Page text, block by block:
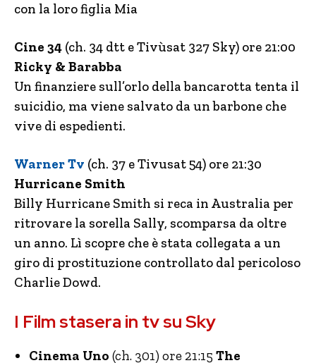
con la loro figlia Mia
Cine 34 (ch. 34 dtt e Tivùsat 327 Sky) ore 21:00
Ricky & Barabba
Un finanziere sull’orlo della bancarotta tenta il
suicidio, ma viene salvato da un barbone che
vive di espedienti.
Warner Tv (ch. 37 e Tivusat 54) ore 21:30
Hurricane Smith
Billy Hurricane Smith si reca in Australia per
ritrovare la sorella Sally, scomparsa da oltre
un anno. Lì scopre che è stata collegata a un
giro di prostituzione controllato dal pericoloso
Charlie Dowd.
I Film stasera in tv su Sky
Cinema Uno (ch. 301) ore 21:15 The